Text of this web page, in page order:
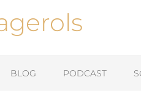
BLOG PODCAST